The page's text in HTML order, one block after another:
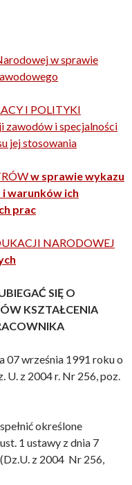
w sprawie
I POLITYKI
zawodów i specjalności
jej stosowania
w sprawie wykazu
warunków ich
prac
NARODOWEJ
SIĘ O
KSZTAŁCENIA
07 września 1991 roku o
z 2004 r. Nr 256, poz.
określone
1 ustawy z dnia 7
z 2004 Nr 256,